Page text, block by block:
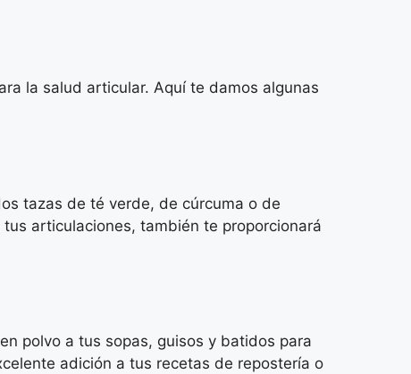
la salud articular. Aquí te damos algunas
tazas de té verde, de cúrcuma o de
articulaciones, también te proporcionará
polvo a tus sopas, guisos y batidos para
adición a tus recetas de repostería o